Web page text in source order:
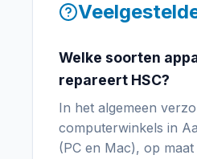
Welke soorten
repareert HSC?
In het algemeen
computerwinkels in
(PC en Mac), op